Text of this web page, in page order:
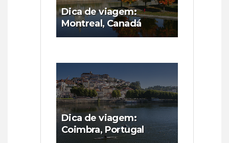
Dica de viagem:
Montreal, Canadá
Dica de viagem:
Coimbra, Portugal